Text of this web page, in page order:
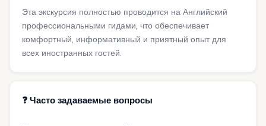
Эта экскурсия полностью проводится на Английский
профессиональными гидами, что обеспечивает
комфортный, информативный и приятный опыт для
всех иностранных гостей.
❓ Часто задаваемые вопросы